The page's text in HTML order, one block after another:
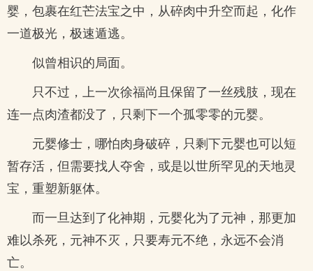
婴，包裹在红芒法宝之中，从碎肉中升空而起，化作
一道极光，极速遁逃。
似曾相识的局面。
只不过，上一次徐福尚且保留了一丝残肢，现在
连一点肉渣都没了，只剩下一个孤零零的元婴。
元婴修士，哪怕肉身破碎，只剩下元婴也可以短
暂存活，但需要找人夺舍，或是以世所罕见的天地灵
宝，重塑新躯体。
而一旦达到了化神期，元婴化为了元神，那更加
难以杀死，元神不灭，只要寿元不绝，永远不会消
亡。